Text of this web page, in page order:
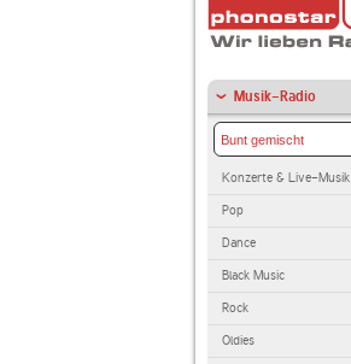
Musik-Radio
Bunt gemischt
Konzerte & Live-Musik
Pop
Dance
Black Music
Rock
Oldies